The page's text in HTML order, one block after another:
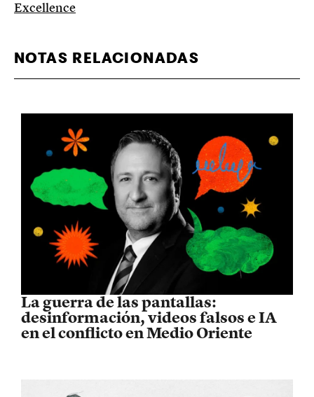
Excellence
NOTAS RELACIONADAS
La guerra de las pantallas:
desinformación, videos falsos e IA
en el conflicto en Medio Oriente